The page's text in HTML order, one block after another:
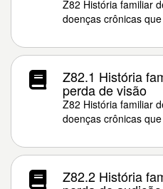
Z82 História familiar
doenças crônicas
Z82.1 História
perda de visão
Z82 História familiar
doenças crônicas
Z82.2 História